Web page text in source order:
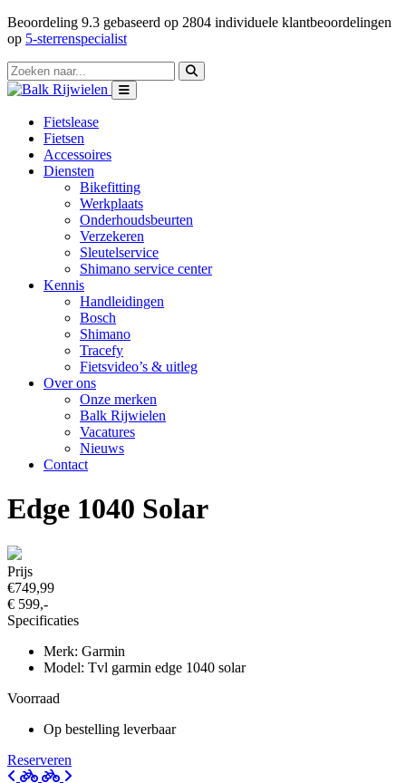
Beoordeling 9.3 gebaseerd op 2804 individuele klantbeoordelingen
op 5-sterrenspecialist
Fietslease
Fietsen
Accessoires
Diensten
Bikefitting
Werkplaats
Onderhoudsbeurten
Verzekeren
Sleutelservice
Shimano service center
Kennis
Handleidingen
Bosch
Shimano
Tracefy
Fietsvideo’s & uitleg
Over ons
Onze merken
Balk Rijwielen
Vacatures
Nieuws
Contact
Edge 1040 Solar
Prijs
€749,99
€ 599,-
Specificaties
Merk: Garmin
Model: Tvl garmin edge 1040 solar
Voorraad
Op bestelling leverbaar
Reserveren